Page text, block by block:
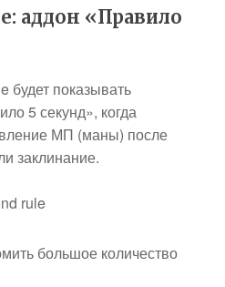
аддон «Правило
будет показывать
5 секунд», когда
МП (маны) после
заклинание.
большое количество